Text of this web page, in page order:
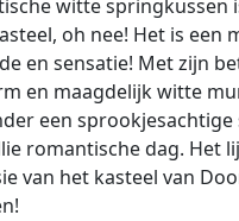
witte springkussen
oh nee! Het is een
en sensatie! Met zijn
en maagdelijk witte
een
romantische dag. Het
van het kasteel van